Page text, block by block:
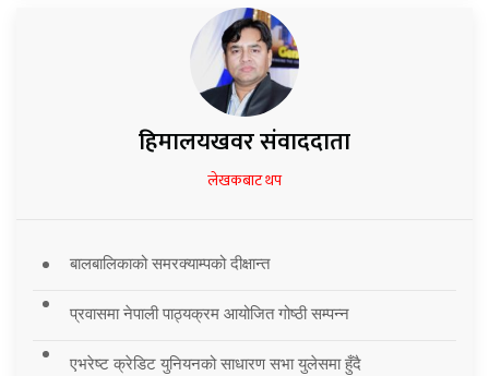
हिमालयखवर संवाददाता
लेखकबाट थप
बालबालिकाको समरक्याम्पको दीक्षान्त
प्रवासमा नेपाली पाठ्यक्रम आयोजित गोष्ठी सम्पन्न
एभरेष्ट क्रेडिट युनियनको साधारण सभा युलेसमा हुँदै